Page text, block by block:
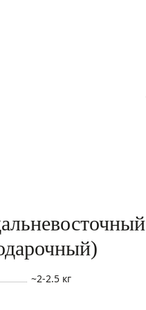
~2-2.5 кг